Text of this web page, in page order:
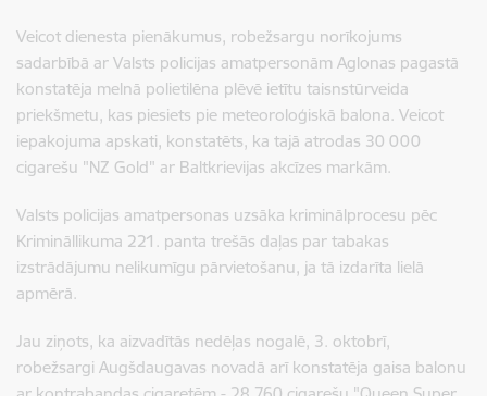
Veicot dienesta pienākumus, robežsargu norīkojums
sadarbībā ar Valsts policijas amatpersonām Aglonas pagastā
konstatēja melnā polietilēna plēvē ietītu taisnstūrveida
priekšmetu, kas piesiets pie meteoroloģiskā balona. Veicot
iepakojuma apskati, konstatēts, ka tajā atrodas 30 000
cigarešu "NZ Gold" ar Baltkrievijas akcīzes markām.
Valsts policijas amatpersonas uzsāka kriminālprocesu pēc
Krimināllikuma 221. panta trešās daļas par tabakas
izstrādājumu nelikumīgu pārvietošanu, ja tā izdarīta lielā
apmērā.
Jau ziņots, ka aizvadītās nedēļas nogalē, 3. oktobrī,
robežsargi Augšdaugavas novadā arī konstatēja gaisa balonu